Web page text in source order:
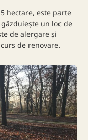
hectare, este parte
un loc de
de alergare și
de renovare.